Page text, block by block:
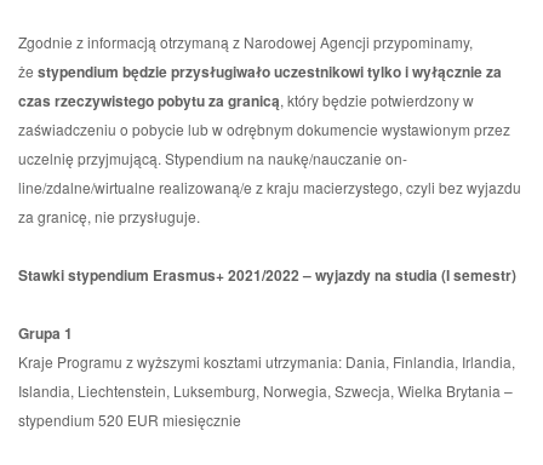
Zgodnie z informacją otrzymaną z Narodowej Agencji przypominamy,
że stypendium będzie przysługiwało uczestnikowi tylko i wyłącznie za
czas rzeczywistego pobytu za granicą, który będzie potwierdzony w
zaświadczeniu o pobycie lub w odrębnym dokumencie wystawionym przez
uczelnię przyjmującą. Stypendium na naukę/nauczanie on-
line/zdalne/wirtualne realizowaną/e z kraju macierzystego, czyli bez wyjazdu
za granicę, nie przysługuje.
Stawki stypendium Erasmus+ 2021/2022 – wyjazdy na studia (I semestr)
Grupa 1
Kraje Programu z wyższymi kosztami utrzymania: Dania, Finlandia, Irlandia,
Islandia, Liechtenstein, Luksemburg, Norwegia, Szwecja, Wielka Brytania –
stypendium 520 EUR miesięcznie